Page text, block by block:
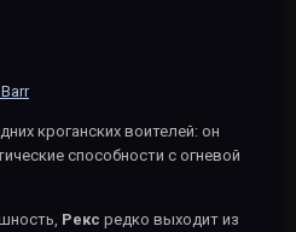
кроганских воителей: он
способности с огневой
Рекс редко выходит из